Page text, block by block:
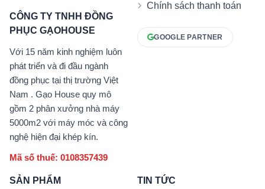
CÔNG TY TNHH ĐỒNG
PHỤC GẠOHOUSE
Với 15 năm kinh nghiệm luôn
phát triển và đi đầu ngành
đồng phục tại thị trường Việt
Nam . Gạo House quy mô
gồm 2 phân xưởng nhà máy
5000m2 với máy móc và công
nghệ hiện đại khép kín.
Mã số thuế: 0108357439
Chính sách thanh toán
GOOGLE PARTNER
SẢN PHẨM TIN TỨC